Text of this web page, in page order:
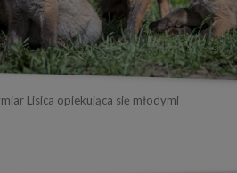
Lisica opiekująca się młodymi